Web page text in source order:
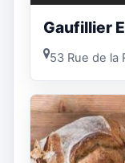
Gaufillier
53 Rue de la